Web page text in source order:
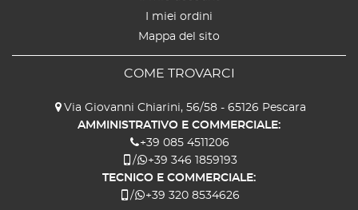
I miei ordini
Mappa del sito
COME TROVARCI
Via Giovanni Chiarini, 56/58 - 65126 Pescara
AMMINISTRATIVO E COMMERCIALE:
+39 085 4511206
/
+39 346 1859193
TECNICO E COMMERCIALE:
/
+39 320 8534626